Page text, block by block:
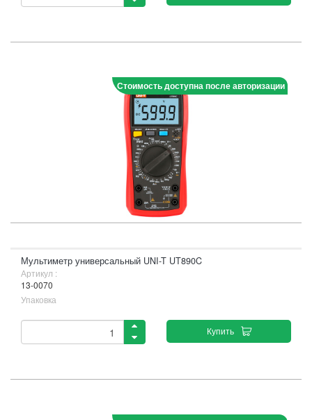
Стоимость доступна после авторизации
Мультиметр универсальный UNI-T UT890C
Артикул :
13-0070
Упаковка
Купить